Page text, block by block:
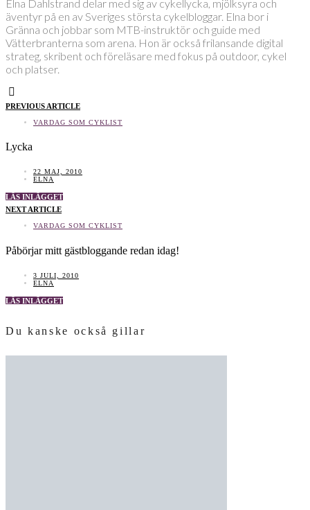
Elna Dahlstrand delar med sig av cykellycka, mjölksyra och
äventyr på en av Sveriges största cykelbloggar. Elna bor i
Gränna och jobbar som MTB-instruktör och guide med
Vätterbranterna som arena. Hon är också frilansande digital
strateg, skribent och föreläsare med fokus på outdoor, cykel
och platser.
PREVIOUS ARTICLE
VARDAG SOM CYKLIST
Lycka
22 MAJ, 2010
ELNA
LÄS INLÄGGET
NEXT ARTICLE
VARDAG SOM CYKLIST
Påbörjar mitt gästbloggande redan idag!
3 JULI, 2010
ELNA
LÄS INLÄGGET
Du kanske också gillar